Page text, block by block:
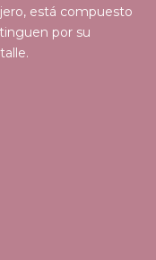
está compuesto
por su